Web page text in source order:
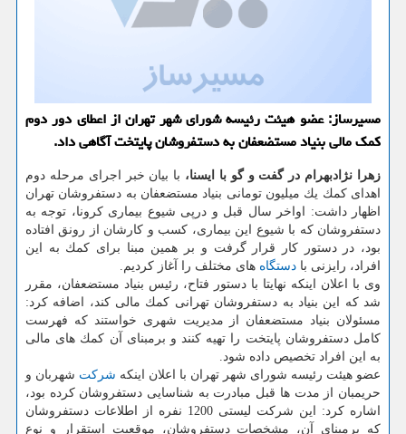
مسیرساز: عضو هیئت رئیسه شورای شهر تهران از اعطای دور دوم
كمك مالی بنیاد مستضعفان به دستفروشان پایتخت آگاهی داد.
زهرا نژادبهرام در گفت و گو با ایسنا، با بیان خبر اجرای مرحله دوم
اهدای كمك یك میلیون تومانی بنیاد مستضعفان به دستفروشان تهران
اظهار داشت: اواخر سال قبل و درپی شیوع بیماری كرونا، توجه به
دستفروشان كه با شیوع این بیماری، كسب و كارشان از رونق افتاده
بود، در دستور كار قرار گرفت و بر همین مبنا برای كمك به این
افراد، رایزنی با دستگاه های مختلف را آغاز كردیم.
وی با اعلان اینكه نهایتا با دستور فتاح، رئیس بنیاد مستضعفان، مقرر
شد كه این بنیاد به دستفروشان تهرانی كمك مالی كند، اضافه كرد:
مسئولان بنیاد مستضعفان از مدیریت شهری خواستند كه فهرست
كامل دستفروشان پایتخت را تهیه كنند و برمبنای آن كمك های مالی
به این افراد تخصیص داده شود.
عضو هیئت رئیسه شورای شهر تهران با اعلان اینكه شركت شهربان و
حریمبان از مدت ها قبل مبادرت به شناسایی دستفروشان كرده بود،
اشاره كرد: این شركت لیستی 1200 نفره از اطلاعات دستفروشان
كه برمبنای آن، مشخصات دستفروشان، موقعیت استقرار و نوع